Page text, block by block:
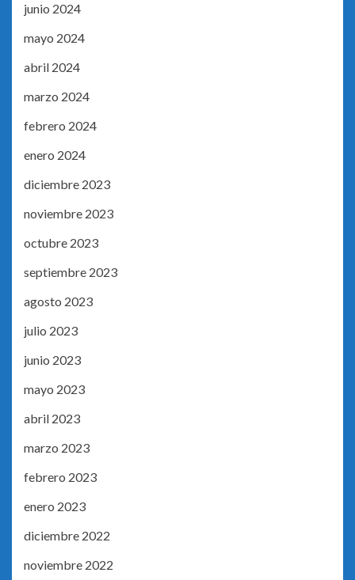
junio 2024
mayo 2024
abril 2024
marzo 2024
febrero 2024
enero 2024
diciembre 2023
noviembre 2023
octubre 2023
septiembre 2023
agosto 2023
julio 2023
junio 2023
mayo 2023
abril 2023
marzo 2023
febrero 2023
enero 2023
diciembre 2022
noviembre 2022